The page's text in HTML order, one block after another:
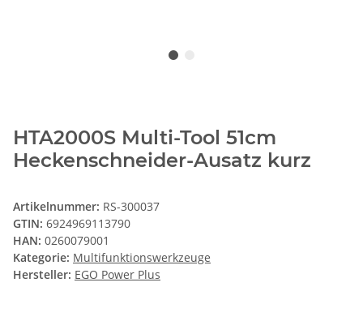
HTA2000S Multi-Tool 51cm
Heckenschneider-Ausatz kurz
Artikelnummer: RS-300037
GTIN: 6924969113790
HAN: 0260079001
Kategorie: Multifunktionswerkzeuge
Hersteller: EGO Power Plus